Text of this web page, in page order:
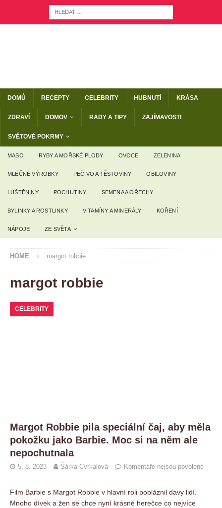
DOMŮ RECEPTY CELEBRITY HUBNUTÍ KRÁSA
ZDRAVÍ DOMOV RADY A TIPY ZAJÍMAVOSTI
SVĚTOVÉ POKRMY
MASO RYBY A MOŘSKÉ PLODY OVOCE ZELENINA
MLÉČNÉ VÝROBKY PEČIVO A TĚSTOVINY OBILOVINY
LUŠTĚNINY POCHUTINY SEMENA A OŘECHY
BYLINKY A ROSTLINKY VITAMÍNY A MINERÁLY KOŘENÍ
NÁPOJE ZE SVĚTA
HOME margot robbie
margot robbie
CELEBRITY
Margot Robbie pila speciální čaj, aby měla
pokožku jako Barbie. Moc si na něm ale
nepochutnala
5. 8. 2023 Šárka Cvrkalová Komentáře nejsou povolené
Film Barbie s Margot Robbie v hlavní roli pobláznil davy lidí.
Mnoho dívek a žen se chce nyní krásné herečce co nejvíce